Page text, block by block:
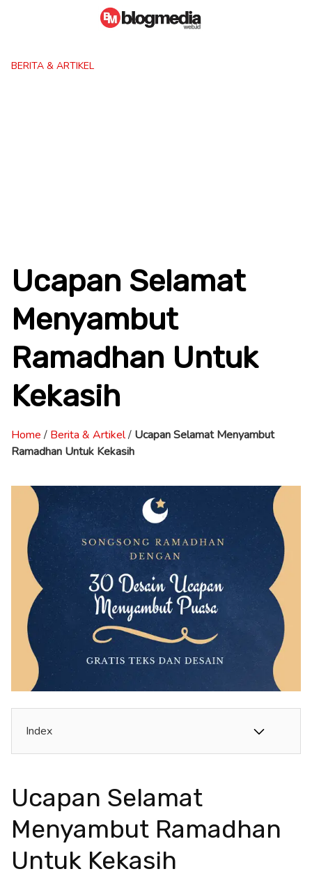
BERITA & ARTIKEL
Ucapan Selamat
Menyambut
Ramadhan Untuk
Kekasih
Home / Berita & Artikel/ Ucapan Selamat Menyambut
Ramadhan Untuk Kekasih
Index
Ucapan Selamat
Menyambut Ramadhan
Untuk Kekasih